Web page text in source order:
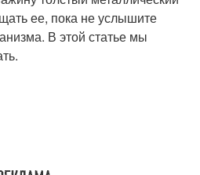
ее, пока не услышите
В этой статье мы